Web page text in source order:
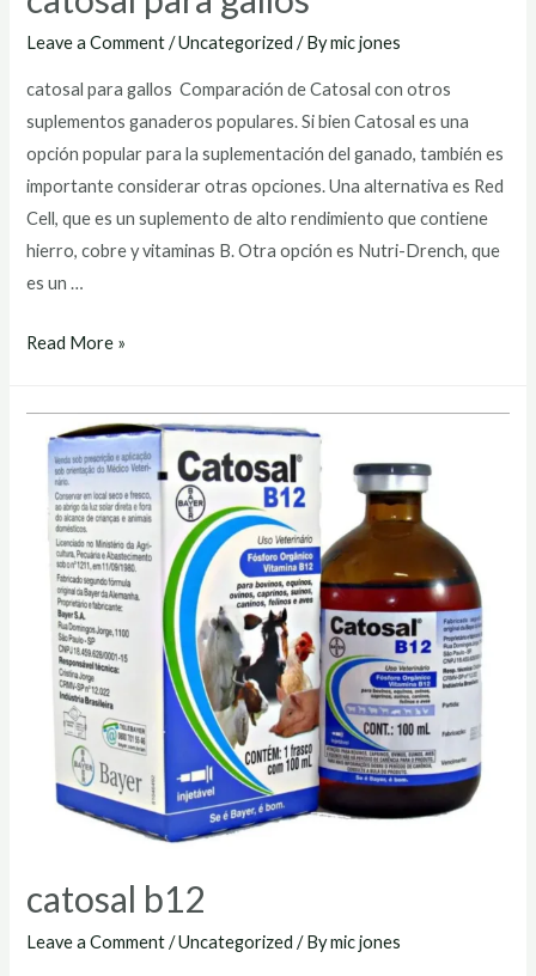
Leave a Comment /Uncategorized / Bymic jones
catosal para gallos Comparación de Catosal con otros
suplementos ganaderos populares. Si bien Catosal es una
opción popular para la suplementación del ganado, también es
importante considerar otras opciones. Una alternativa es Red
Cell, que es un suplemento de alto rendimiento que contiene
hierro, cobre y vitaminas B. Otra opción es Nutri-Drench, que
es un …
catosal
Read More »
catosal b12
Leave a Comment /Uncategorized / Bymic jones